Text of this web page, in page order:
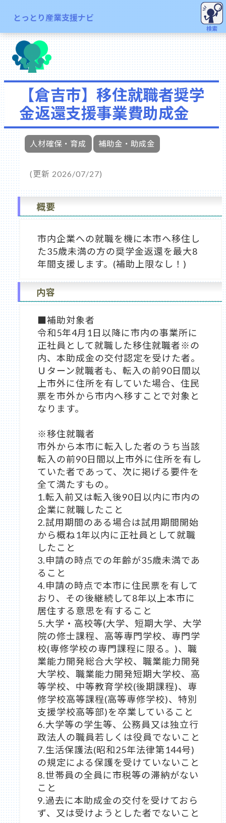
とっとり産業支援ナビ
検索
【倉吉市】移住就職者奨学
金返還支援事業費助成金
人材確保・育成 補助金・助成金
(更新 2026/07/27)
概要
市内企業への就職を機に本市へ移住し
た35歳未満の方の奨学金返還を最大8
年間支援します。(補助上限なし！)
内容
■補助対象者
令和5年4月1日以降に市内の事業所に
正社員として就職した移住就職者※の
内、本助成金の交付認定を受けた者。
Ｕターン就職者も、転入の前90日間以
上市外に住所を有していた場合、住民
票を市外から市内へ移すことで対象と
なります。
※移住就職者
市外から本市に転入した者のうち当該
転入の前90日間以上市外に住所を有し
ていた者であって、次に掲げる要件を
全て満たすもの。
1.転入前又は転入後90日以内に市内の
企業に就職したこと
2.試用期間のある場合は試用期間開始
から概ね1年以内に正社員として就職
したこと
3.申請の時点での年齢が35歳未満であ
ること
4.申請の時点で本市に住民票を有して
おり、その後継続して8年以上本市に
居住する意思を有すること
5.大学・高校等(大学、短期大学、大学
院の修士課程、高等専門学校、専門学
校(専修学校の専門課程に限る。)、職
業能力開発総合大学校、職業能力開発
大学校、職業能力開発短期大学校、高
等学校、中等教育学校(後期課程)、専
修学校高等課程(高等専修学校)、特別
支援学校高等部)を卒業していること
6.大学等の学生等、公務員又は独立行
政法人の職員若しくは役員でないこと
7.生活保護法(昭和25年法律第144号)
の規定による保護を受けていないこと
8.世帯員の全員に市税等の滞納がない
こと
9.過去に本助成金の交付を受けておら
ず、又は受けようとした者でないこと